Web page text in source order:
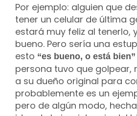
Por ejemplo: alguien que
tener un celular de última
estará muy feliz al tenerlo,
bueno. Pero sería una
esto “es bueno, o está bien”
persona tuvo que golpear,
a su dueño original para
probablemente es un
pero de algún modo,